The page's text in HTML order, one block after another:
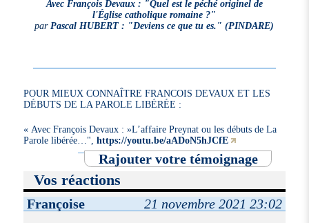
Avec François Devaux : "Quel est le péché originel de
l'Église catholique romaine ?"
parPascal HUBERT : "Deviens ce que tu es." (PINDARE)
POUR MIEUX CONNAÎTRE FRANCOIS DEVAUX ET LES
DÉBUTS DE LA PAROLE LIBÉRÉE :
« Avec François Devaux : »L’affaire Preynat ou les débuts de La
Parole libérée…",https://youtu.be/aADoN5hJCfE
Rajouter votre témoignage
Vos réactions
Françoise
21 novembre 2021 23:02